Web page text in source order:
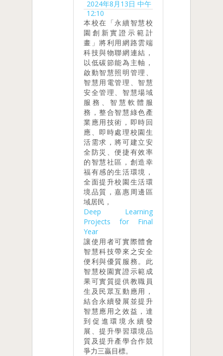
2024年8月13日 中午
12:10
本校在「永續智慧校
園創新實證示範計
畫」將利用網路雲端
科技與物聯網連結，
以低碳節能為主軸，
啟動智慧照明管理、
智慧用電管理、智慧
安全管理、智慧場域
服務、智慧軟體服
務，整合智慧綠色產
業應用技術，即時回
應、即時處理校園生
活需求，將可建立安
全防災、便捷有效率
的智慧社區，創造幸
福有感的生活環境，
全面提升校園生活環
境品質，嘉惠周邊區
域居民，
Deep Learning
Projects for Final
Year
讓使用者可實際體會
智慧科技帶來之安全
便利與優質服務。此
智慧校園實證示範成
果可實質提供教職員
生及民眾互動應用，
結合永續發展並提升
智慧應用之效益，達
到促進環境永續發
展、提升學習環境品
質及提升產學合作競
爭力三贏目標。